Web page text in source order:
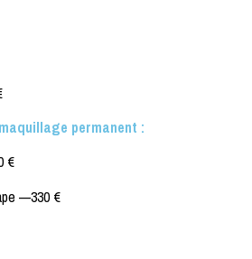
permanent :
€
—330 €